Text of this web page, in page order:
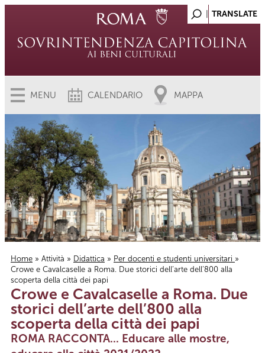
MENU CALENDARIO MAPPA
Tu sei qui
Home » Attività » Didattica » Per docenti e studenti universitari »
Crowe e Cavalcaselle a Roma. Due storici dell’arte dell’800 alla
scoperta della città dei papi
Crowe e Cavalcaselle a Roma. Due
storici dell’arte dell’800 alla
scoperta della città dei papi
ROMA RACCONTA... Educare alle mostre,